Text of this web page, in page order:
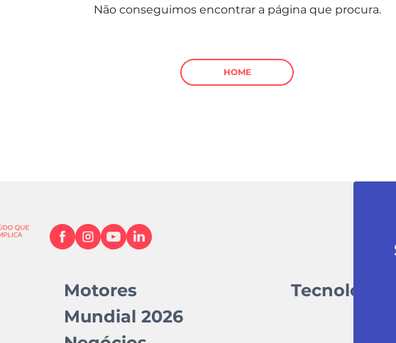
Não conseguimos encontrar a página que procura.
HOME
Motores
Mundial 2026
Tecnologia